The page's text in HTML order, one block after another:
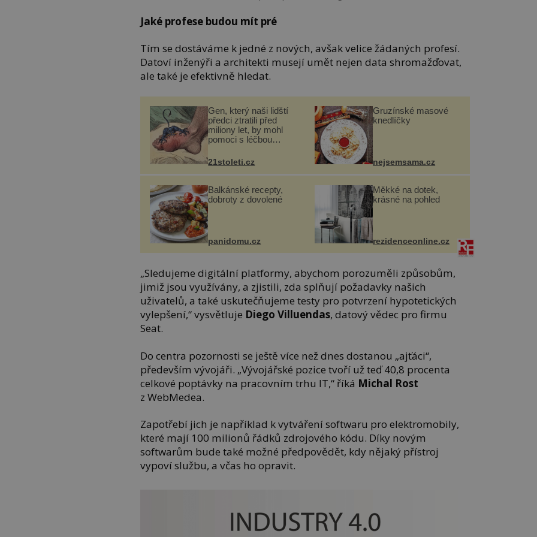
Jaké profese budou mít pré
Tím se dostáváme k jedné z nových, avšak velice žádaných profesí.
Datoví inženýři a architekti musejí umět nejen data shromažďovat,
ale také je efektivně hledat.
Gen, který naši lidští
předci ztratili před
miliony let, by mohl
pomoci s léčbou
21stoleti.cz
Gruzínské masové
knedlíčky
nejsemsama.cz
Balkánské recepty,
dobroty z dovolené
panidomu.cz
Měkké na dotek,
krásné na pohled
rezidenceonline.cz
„Sledujeme digitální platformy, abychom porozuměli způsobům,
jimiž jsou využívány, a zjistili, zda splňují požadavky našich
uživatelů, a také uskutečňujeme testy pro potvrzení hypotetických
vylepšení,“ vysvětluje Diego Villuendas, datový vědec pro firmu
Seat.
Do centra pozornosti se ještě více než dnes dostanou „ajťáci“,
především vývojáři. „Vývojářské pozice tvoří už teď 40,8 procenta
celkové poptávky na pracovním trhu IT,“ říká Michal Rost
z WebMedea.
Zapotřebí jich je například k vytváření softwaru pro elektromobily,
které mají 100 milionů řádků zdrojového kódu. Díky novým
softwarům bude také možné předpovědět, kdy nějaký přístroj
vypoví službu, a včas ho opravit.